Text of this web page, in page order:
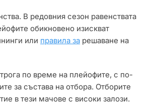
В редовния сезон равенствата
обикновено изискват
или правила за решаване на
по време на плейофите, с по-
за състава на отбора. Отборите
в тези мачове с високи залози.